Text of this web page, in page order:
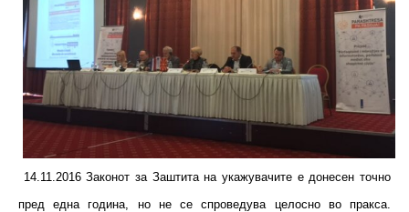
14.11.2016 Законот за Заштита на укажувачите е донесен точно
пред една година, но не се спроведува целосно во пракса.